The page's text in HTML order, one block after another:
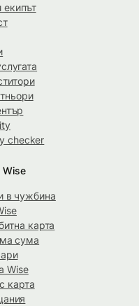
checker
Wise
в чужбина
карта
сума
Wise
карта